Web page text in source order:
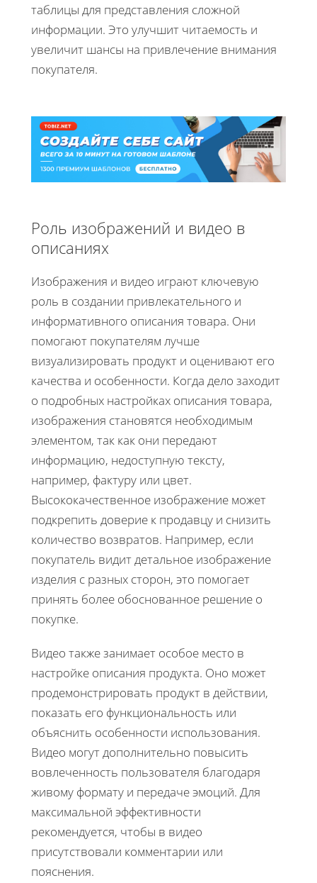
таблицы для представления сложной
информации. Это улучшит читаемость и
увеличит шансы на привлечение внимания
покупателя.
Роль изображений и видео в
описаниях
Изображения и видео играют ключевую
роль в создании привлекательного и
информативного описания товара. Они
помогают покупателям лучше
визуализировать продукт и оценивают его
качества и особенности. Когда дело заходит
о подробных настройках описания товара,
изображения становятся необходимым
элементом, так как они передают
информацию, недоступную тексту,
например, фактуру или цвет.
Высококачественное изображение может
подкрепить доверие к продавцу и снизить
количество возвратов. Например, если
покупатель видит детальное изображение
изделия с разных сторон, это помогает
принять более обоснованное решение о
покупке.
Видео также занимает особое место в
настройке описания продукта. Оно может
продемонстрировать продукт в действии,
показать его функциональность или
объяснить особенности использования.
Видео могут дополнительно повысить
вовлеченность пользователя благодаря
живому формату и передаче эмоций. Для
максимальной эффективности
рекомендуется, чтобы в видео
присутствовали комментарии или
пояснения.